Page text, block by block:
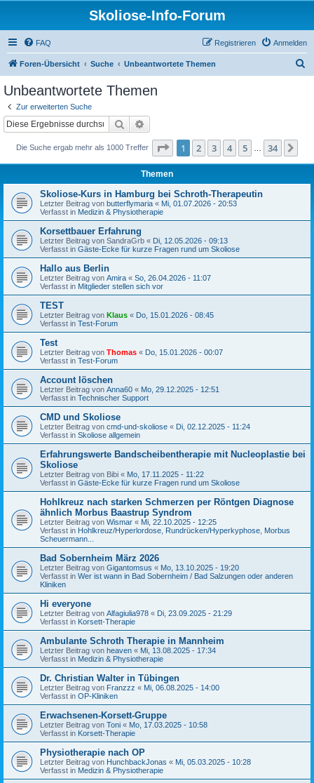
Skoliose-Info-Forum
FAQ Anmelden
Registrieren
Foren-Übersicht Suche Unbeantwortete Themen
Unbeantwortete Themen
Zur erweiterten Suche
Suche
Die Suche ergab mehr als 1000 Treffer Seite 1von 34
1 2 3 4 5 34
Themen
Skoliose-Kurs in Hamburg bei Schroth-Therapeutin
Letzter Beitrag von butterflymaria « Mi, 01.07.2026 - 20:53
Verfasst in Medizin & Physiotherapie
Korsettbauer Erfahrung
Letzter Beitrag von SandraGrb « Di, 12.05.2026 - 09:13
Verfasst in Gäste-Ecke für kurze Fragen rund um Skoliose
Hallo aus Berlin
Letzter Beitrag von Amira « So, 26.04.2026 - 11:07
Verfasst in Mitglieder stellen sich vor
TEST
Letzter Beitrag von Klaus « Do, 15.01.2026 - 08:45
Verfasst in Test-Forum
Test
Letzter Beitrag von Thomas « Do, 15.01.2026 - 00:07
Verfasst in Test-Forum
Account löschen
Letzter Beitrag von Anna60 « Mo, 29.12.2025 - 12:51
Verfasst in Technischer Support
CMD und Skoliose
Letzter Beitrag von cmd-und-skoliose « Di, 02.12.2025 - 11:24
Verfasst in Skoliose allgemein
Erfahrungswerte Bandscheibentherapie mit Nucleoplastie bei
Skoliose
Letzter Beitrag von Bibi « Mo, 17.11.2025 - 11:22
Verfasst in Gäste-Ecke für kurze Fragen rund um Skoliose
Hohlkreuz nach starken Schmerzen per Röntgen Diagnose
ähnlich Morbus Baastrup Syndrom
Letzter Beitrag von Wismar « Mi, 22.10.2025 - 12:25
Verfasst in Hohlkreuz/Hyperlordose, Rundrücken/Hyperkyphose, Morbus
Scheuermann...
Bad Sobernheim März 2026
Letzter Beitrag von Gigantomsus « Mo, 13.10.2025 - 19:20
Verfasst in Wer ist wann in Bad Sobernheim / Bad Salzungen oder anderen
Kliniken
Hi everyone
Letzter Beitrag von Alfagiulia978 « Di, 23.09.2025 - 21:29
Verfasst in Korsett-Therapie
Ambulante Schroth Therapie in Mannheim
Letzter Beitrag von heaven « Mi, 13.08.2025 - 17:34
Verfasst in Medizin & Physiotherapie
Dr. Christian Walter in Tübingen
Letzter Beitrag von Franzzz « Mi, 06.08.2025 - 14:00
Verfasst in OP-Kliniken
Erwachsenen-Korsett-Gruppe
Letzter Beitrag von Toni « Mo, 17.03.2025 - 10:58
Verfasst in Korsett-Therapie
Physiotherapie nach OP
Letzter Beitrag von HunchbackJonas « Mi, 05.03.2025 - 10:28
Verfasst in Medizin & Physiotherapie